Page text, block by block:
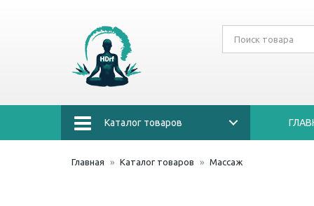
Каталог товаров
Главная Каталог товаров Массаж